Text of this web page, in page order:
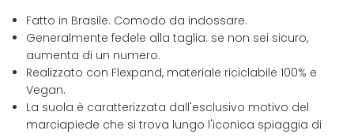
Fatto in Brasile. Comodo da indossare.
Generalmente fedele alla taglia: se non sei sicuro,
aumenta di un numero.
Realizzato con Flexpand, materiale riciclabile 100% e
Vegan.
La suola è caratterizzata dall'esclusivo motivo del
marciapiede che si trova lungo l'iconica spiaggia di